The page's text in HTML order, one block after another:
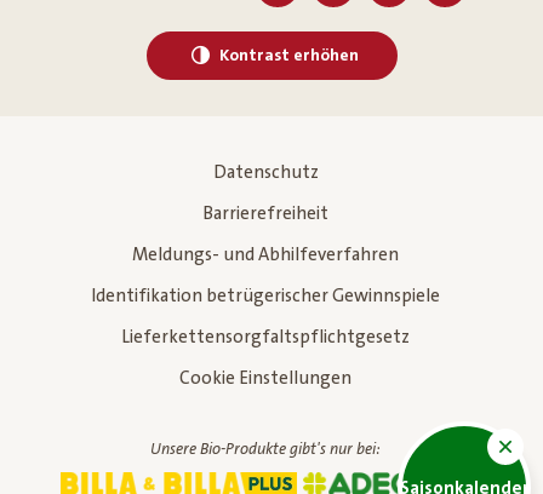
Saisonkalender
Kontrast erhöhen
Datenschutz
Barrierefreiheit
Meldungs- und Abhilfeverfahren
Identifikation betrügerischer Gewinnspiele
Lieferkettensorgfaltspflichtgesetz
Cookie Einstellungen
Unsere Bio-Produkte gibt's nur bei: